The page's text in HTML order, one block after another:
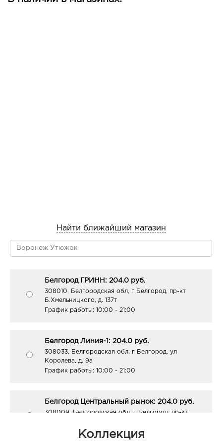
Найти ближайший магазин
Белгород ГРИНН: 204.0 руб.
308010, Белгородская обл, г Белгород, пр-кт
Б.Хмельницкого, д. 137т
График работы: 10:00 - 21:00
Белгород Линия-1: 204.0 руб.
308033, Белгородская обл, г Белгород, ул
Королева, д. 9а
График работы: 10:00 - 21:00
Белгород Центральный рынок: 204.0 руб.
308009, Белгородская обл, г Белгород, пр-кт
График работы:9:00 - 21:00
Коллекция